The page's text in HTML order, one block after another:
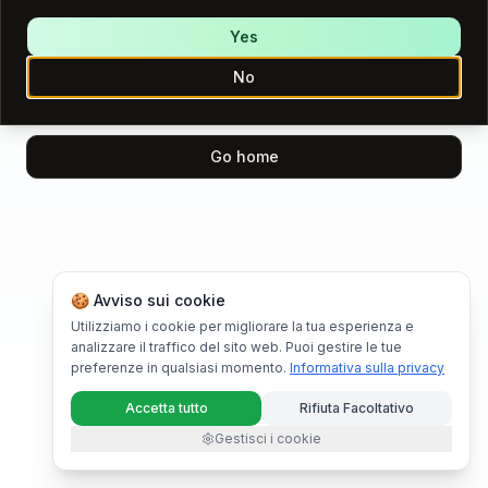
Please try again.
Try again
Go home
🍪 Avviso sui cookie
Utilizziamo i cookie per migliorare la tua esperienza e
analizzare il traffico del sito web. Puoi gestire le tue
preferenze in qualsiasi momento. Informativa sulla privacy
Accetta tutto
Rifiuta Facoltativo
Gestisci i cookie
No
Yes